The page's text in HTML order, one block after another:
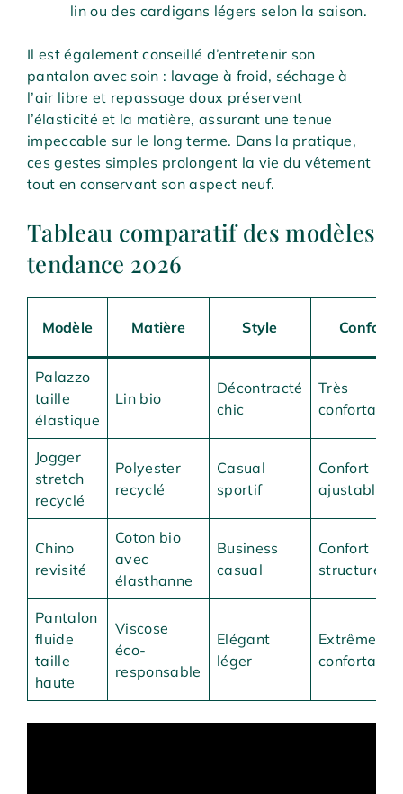
lin ou des cardigans légers selon la saison.
Il est également conseillé d’entretenir son
pantalon avec soin : lavage à froid, séchage à
l’air libre et repassage doux préservent
l’élasticité et la matière, assurant une tenue
impeccable sur le long terme. Dans la pratique,
ces gestes simples prolongent la vie du vêtement
tout en conservant son aspect neuf.
Tableau comparatif des modèles
tendance 2026
Modèle Matière Style Confort
Palazzo
taille
élastique
Lin bio
Décontracté
chic
Très
confortable
Jogger
stretch
recyclé
Polyester
recyclé
Casual
sportif
Confort
ajustable
Chino
revisité
Coton bio
avec
élasthanne
Business
casual
Confort
structuré
Pantalon
fluide
taille
haute
Viscose
éco-
responsable
Elégant
léger
confortable